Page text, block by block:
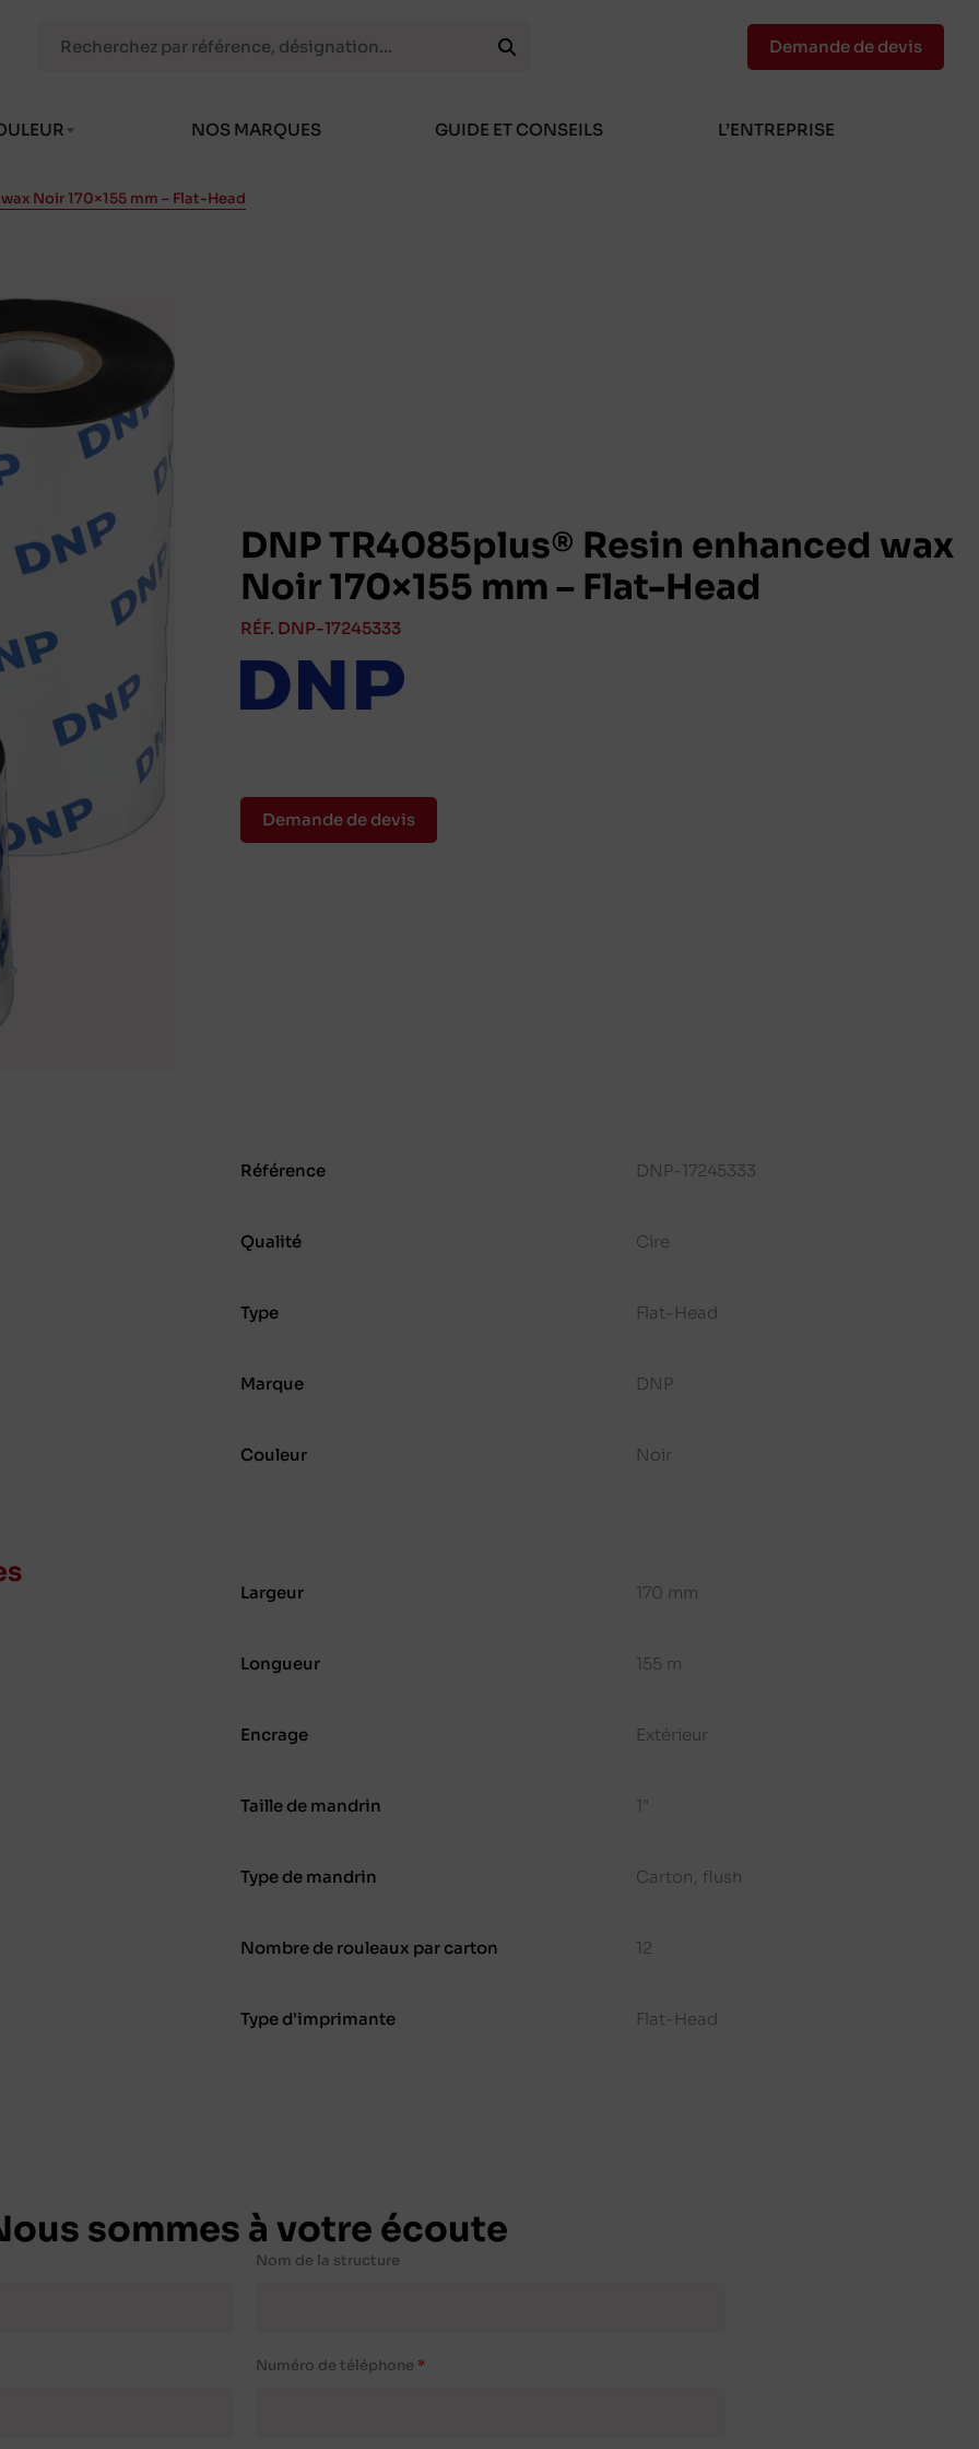
NOS MARQUES GUIDE ET CONSEILS L’ENTREPRISE
Demande de devis
Noir 170×155 mm – Flat-Head
DNP TR4085plus® Resin enhanced wax
Noir 170×155 mm – Flat-Head
RÉF. DNP-17245333
Demande de devis
Référence DNP-17245333
Qualité Cire
Type Flat-Head
Marque DNP
Couleur Noir
Largeur 170 mm
Longueur 155 m
Encrage Extérieur
Taille de mandrin 1"
Type de mandrin Carton, flush
Nombre de rouleaux par carton 12
Type d'imprimante Flat-Head
sommes à votre écoute
Nom de la structure
Numéro de téléphone